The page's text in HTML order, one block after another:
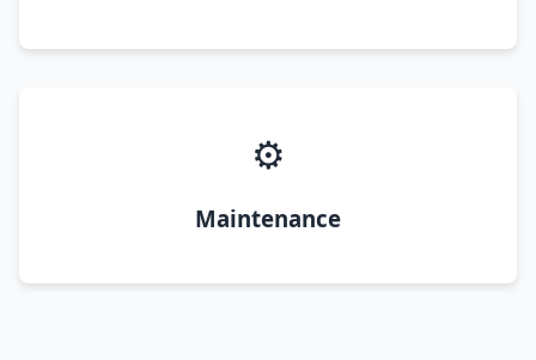
⚙️
Maintenance